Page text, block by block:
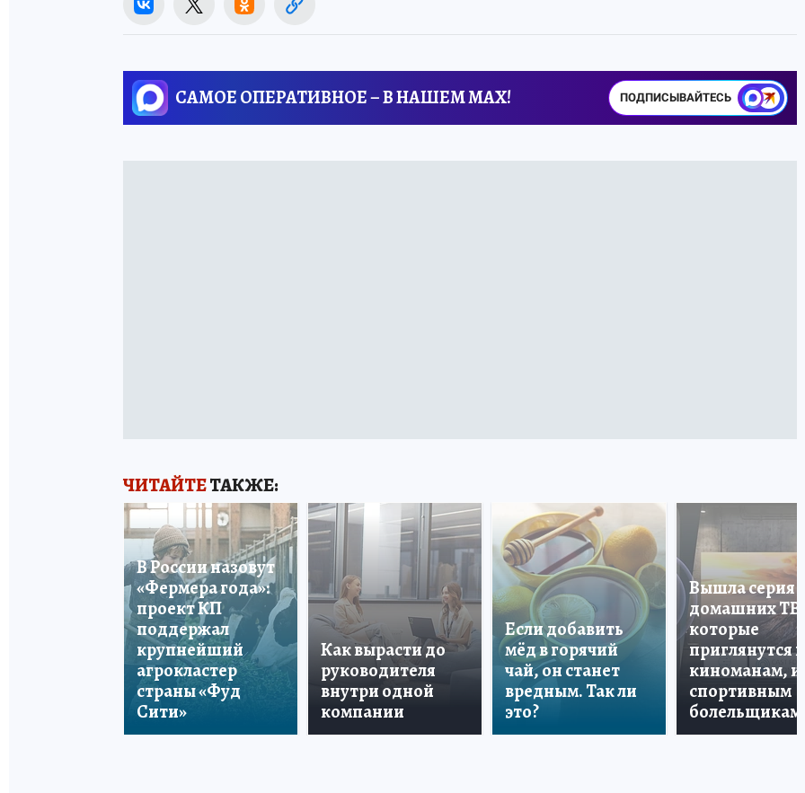
САМОЕ ОПЕРАТИВНОЕ – В НАШЕМ MAX! ПОДПИСЫВАЙТЕСЬ
ЧИТАЙТЕТАКЖЕ:
В России назовут
«Фермера года»:
проект КП
поддержал
крупнейший
агрокластер
страны «Фуд
Сити»
Как вырасти до
руководителя
внутри одной
компании
Если добавить
мёд в горячий
чай, он станет
вредным. Так ли
это?
Вышла серия
домашних ТВ,
которые
приглянутся и
киноманам, и
спортивным
болельщикам